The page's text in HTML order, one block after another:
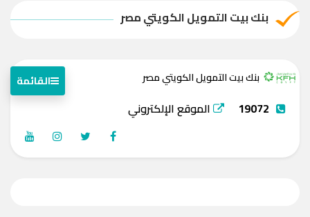
بنك بيت التمويل الكويتي مصر
بنك بيت التمويل الكويتي مصر القائمة
19072 الموقع الإلكتروني